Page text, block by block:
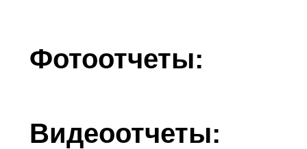
Фотоотчеты:
Видеоотчеты: